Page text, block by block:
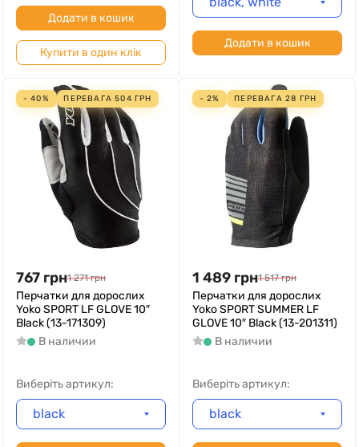
Додати в кошик
Купити в один клік
Додати в кошик
- 40% ПЕРЕВАГА504 ГРН
767 грн1 271 грн
Перчатки для дорослих
Yoko SPORT LF GLOVE 10″
Black (13-171309)
В наличии
Виберіть артикул:
black
- 2% ПЕРЕВАГА28 ГРН
1 489 грн1 517 грн
Перчатки для дорослих
Yoko SPORT SUMMER LF
GLOVE 10″ Black (13-201311)
В наличии
Виберіть артикул:
black